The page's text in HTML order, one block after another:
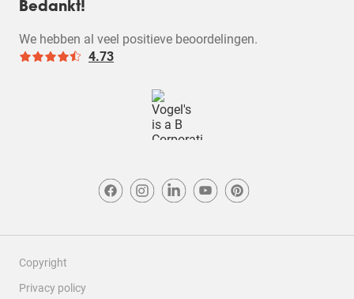
Bedankt!
We hebben al veel positieve beoordelingen.
4.73
Copyright
Privacy policy